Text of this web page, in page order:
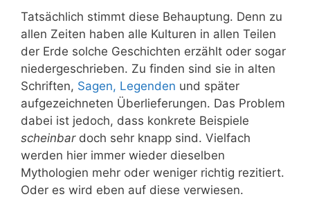
Tatsächlich stimmt diese Behauptung. Denn zu
allen Zeiten haben alle Kulturen in allen Teilen
der Erde solche Geschichten erzählt oder sogar
niedergeschrieben. Zu finden sind sie in alten
Schriften, Sagen, Legenden und später
aufgezeichneten Überlieferungen. Das Problem
dabei ist jedoch, dass konkrete Beispiele
scheinbardoch sehr knapp sind. Vielfach
werden hier immer wieder dieselben
Mythologien mehr oder weniger richtig rezitiert.
Oder es wird eben auf diese verwiesen.